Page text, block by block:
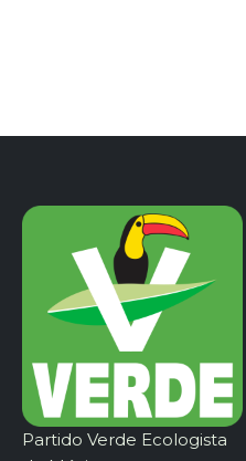
Partido Verde Ecologista